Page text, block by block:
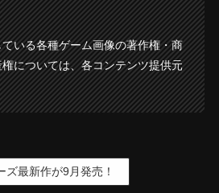
いる各種ゲーム画像の著作権・商
については、各コンテンツ提供元
ズ最新作が9月発売！